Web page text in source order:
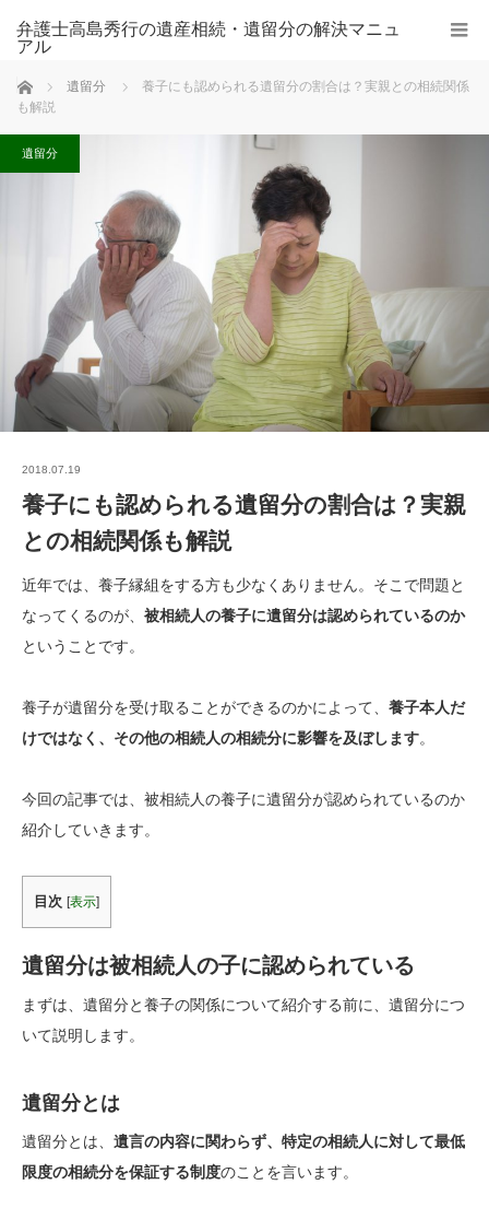
弁護士高島秀行の遺産相続・遺留分の解決マニュ
アル
ホーム 遺留分
養子にも認められる遺留分の割合は？実親との相続関係
も解説
遺留分
2018.07.19
養子にも認められる遺留分の割合は？実親
との相続関係も解説
近年では、養子縁組をする方も少なくありません。そこで問題と
なってくるのが、 被相続人の養子に遺留分は認められているのか
ということです。
養子が遺留分を受け取ることができるのかによって、 養子本人だ
けではなく、その他の相続人の相続分に影響を及ぼします。
今回の記事では、被相続人の養子に遺留分が認められているのか
紹介していきます。
目次 [表示]
遺留分は被相続人の子に認められている
まずは、遺留分と養子の関係について紹介する前に、遺留分につ
いて説明します。
遺留分とは
遺留分とは、 遺言の内容に関わらず、特定の相続人に対して最低
限度の相続分を保証する制度のことを言います。